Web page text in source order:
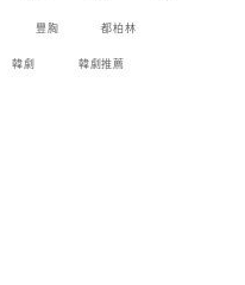
豐胸 都柏林
韓劇 韓劇推薦